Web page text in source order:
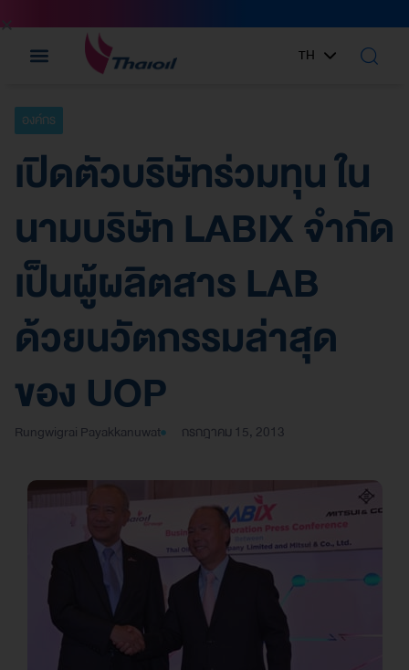
TH
EN
องค์กร
เปิดตัวบริษัทร่วมทุน ใน
นามบริษัท LABIX จำกัด
เป็นผู้ผลิตสาร LAB
ด้วยนวัตกรรมล่าสุด
ของ UOP
Rungwigrai Payakkanuwat กรกฎาคม 15, 2013